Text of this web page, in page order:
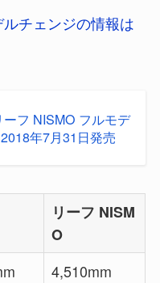
チェンジの情報は
ーフ NISMO フルモデ
年7月31日発売
リーフ NISM
O
4,510mm